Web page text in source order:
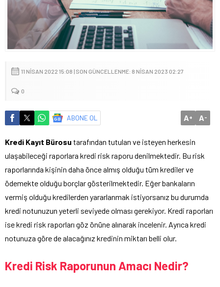
11 NISAN 2022 15:08 | SON GÜNCELLENME: 8 NISAN 2023 02:27
0
ABONE OL A+ A-
Kredi Kayıt Bürosu tarafından tutulan ve isteyen herkesin
ulaşabileceği raporlara kredi risk raporu denilmektedir. Bu risk
raporlarında kişinin daha önce almış olduğu tüm krediler ve
ödemekte olduğu borçlar gösterilmektedir. Eğer bankaların
vermiş olduğu kredilerden yararlanmak istiyorsanız bu durumda
kredi notunuzun yeterli seviyede olması gerekiyor. Kredi raporları
ise kredi risk raporları göz önüne alınarak incelenir. Ayrıca kredi
notunuza göre de alacağınız kredinin miktarı belli olur.
Kredi Risk Raporunun Amacı Nedir?